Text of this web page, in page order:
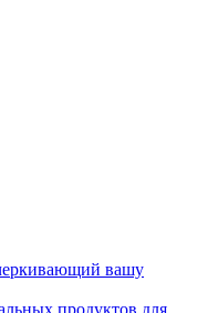
вашу
продуктов для